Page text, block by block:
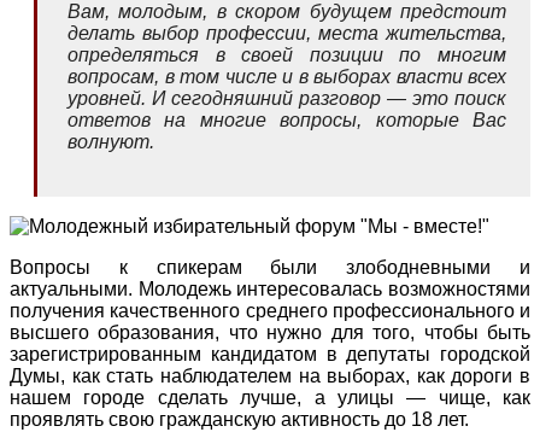
Вам, молодым, в скором будущем предстоит
делать выбор профессии, места жительства,
определяться в своей позиции по многим
вопросам, в том числе и в выборах власти всех
уровней. И сегодняшний разговор — это поиск
ответов на многие вопросы, которые Вас
волнуют.
Вопросы к спикерам были злободневными и
актуальными. Молодежь интересовалась возможностями
получения качественного среднего профессионального и
высшего образования, что нужно для того, чтобы быть
зарегистрированным кандидатом в депутаты городской
Думы, как стать наблюдателем на выборах, как дороги в
нашем городе сделать лучше, а улицы — чище, как
проявлять свою гражданскую активность до 18 лет.